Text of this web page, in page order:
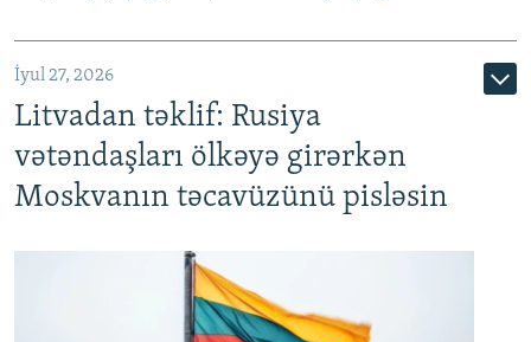
İyul 27, 2026
Litvadan təklif: Rusiya
vətəndaşları ölkəyə girərkən
Moskvanın təcavüzünü pisləsin